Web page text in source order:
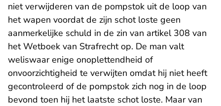
niet verwijderen van de pompstok uit de loop van
het wapen voordat de zijn schot loste geen
aanmerkelijke schuld in de zin van artikel 308 van
het Wetboek van Strafrecht op. De man valt
weliswaar enige onoplettendheid of
onvoorzichtigheid te verwijten omdat hij niet heeft
gecontroleerd of de pompstok zich nog in de loop
bevond toen hij het laatste schot loste. Maar van